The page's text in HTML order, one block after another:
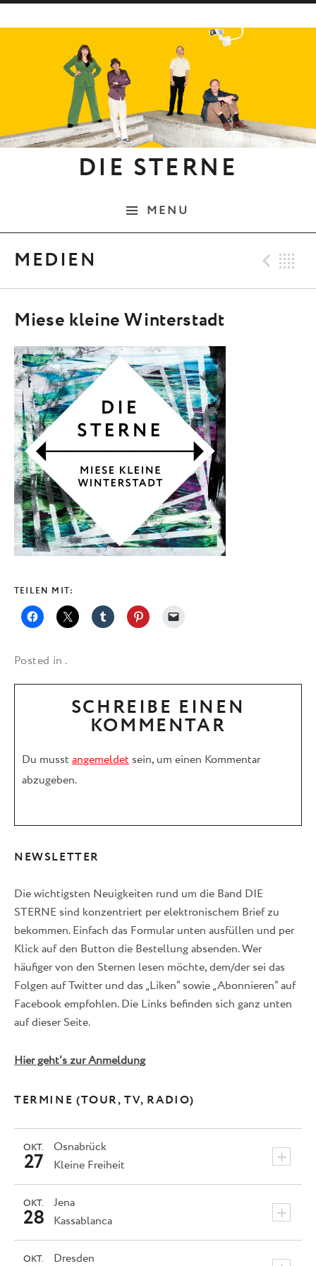
DIE STERNE
MENU
MEDIEN
Miese kleine Winterstadt
TEILEN MIT:
Posted in .
SCHREIBE EINEN
KOMMENTAR
Du musst angemeldet sein, um einen Kommentar
abzugeben.
NEWSLETTER
Die wichtigsten Neuigkeiten rund um die Band DIE
STERNE sind konzentriert per elektronischem Brief zu
bekommen. Einfach das Formular unten ausfüllen und per
Klick auf den Button die Bestellung absenden. Wer
häufiger von den Sternen lesen möchte, dem/der sei das
Folgen auf Twitter und das „Liken“ sowie „Abonnieren“ auf
Facebook empfohlen. Die Links befinden sich ganz unten
auf dieser Seite.
Hier geht’s zur Anmeldung
TERMINE (TOUR, TV, RADIO)
Osnabrück +
OKT.
27 Kleine Freiheit
Jena +
OKT.
28 Kassablanca
Dresden
OKT.